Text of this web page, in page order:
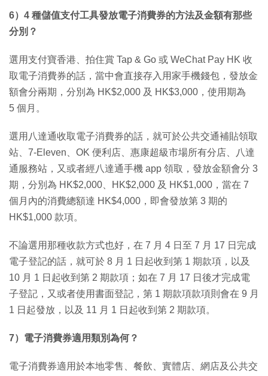
6）4 種儲值支付工具發放電子消費券的方法及金額有那些
分別？
選用支付寶香港、拍住賞 Tap & Go 或 WeChat Pay HK 收
取電子消費券的話，當中會直接存入用家手機錢包，發放金
額會分兩期，分別為 HK$2,000 及 HK$3,000，使用期為
5 個月。
選用八達通收取電子消費券的話，就可於公共交通補貼領取
站、7-Eleven、OK 便利店、惠康超級市場所有分店、八達
通服務站，又或者經八達通手機 app 領取，發放金額會分 3
期，分別為 HK$2,000、HK$2,000 及 HK$1,000，當在 7
個月內的消費總額達 HK$4,000，即會發放第 3 期的
HK$1,000 款項。
不論選用那種收款方式也好，在 7 月 4 日至 7 月 17 日完成
電子登記的話，就可於 8 月 1 日起收到第 1 期款項，以及
10 月 1 日起收到第 2 期款項；如在 7 月 17 日後才完成電
子登記，又或者使用書面登記，第 1 期款項款項則會在 9 月
1 日起發放，以及 11 月 1 日起收到第 2 期款項。
7）電子消費券適用類別為何？
電子消費券適用於本地零售、餐飲、實體店、網店及公共交